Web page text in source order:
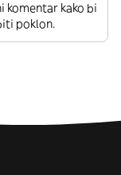
komentar kako bi
poklon.